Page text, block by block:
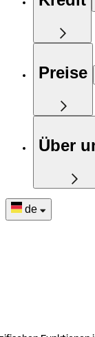
Preise
Über
de